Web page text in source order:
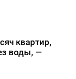
квартир,
воды, —